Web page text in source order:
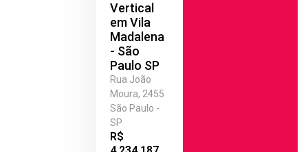
Vertical
em Vila
Madalena
- São
Paulo SP
Rua João
Moura, 2455
São Paulo -
SP
R$